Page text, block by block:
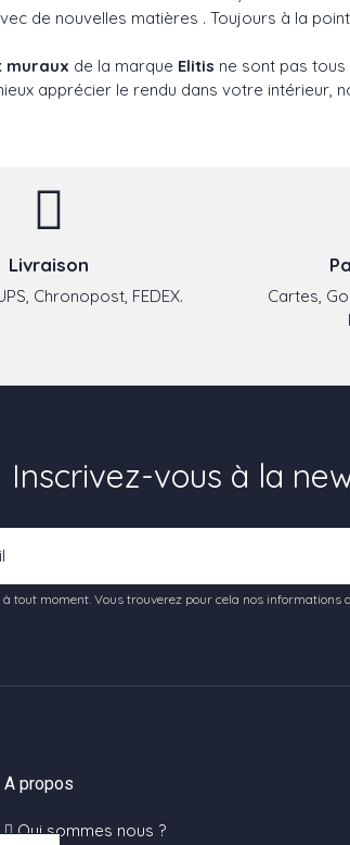
de nouvelles matières . Toujours à la
muraux de la marque Elitis ne sont pas
apprécier le rendu dans votre intérieur,
Livraison
Chronopost, FEDEX.
Cartes,
Inscrivez-vous à la
tout moment. Vous trouverez pour cela nos
A propos
Qui sommes nous ?